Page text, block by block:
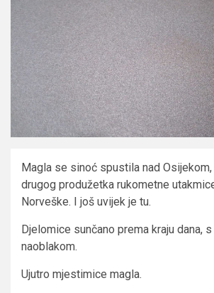
Magla se sinoć spustila nad
drugog produžetka rukometne
Norveške. I još uvijek je tu.
Djelomice sunčano prema kraju dana,
naoblakom.
Ujutro mjestimice magla.